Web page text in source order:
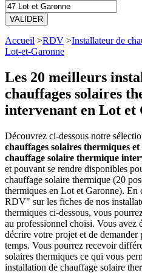
VALIDER
Accueil >RDV >Installateur de
Lot-et-Garonne
Les 20 meilleurs
chauffages solaires
intervenant en Lot et
Découvrez ci-dessous notre
chauffages solaires thermiques
chauffage solaire thermique
et pouvant se rendre disponibles
chauffage solaire thermique (20
thermiques en Lot et Garonne).
RDV" sur les fiches de nos
thermiques ci-dessous, vous
au professionnel choisi. Vous avez
décrire votre projet et de
temps. Vous pourrez recevoir
solaires thermiques ce qui vous
installation de chauffage solaire